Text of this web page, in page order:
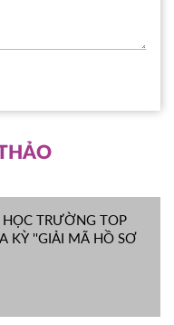
TRƯỜNG TOP
KỲ ''GIẢI MÃ HỒ SƠ